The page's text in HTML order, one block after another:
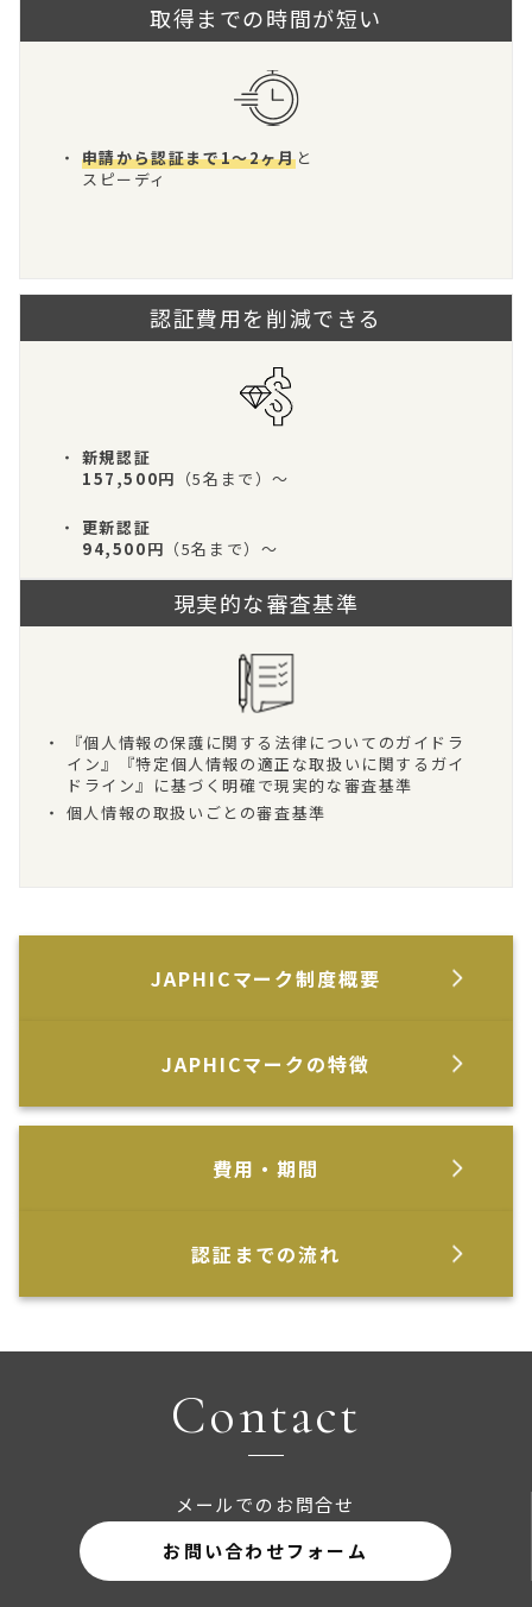
取得までの時間が短い
・ 申請から認証まで1〜2ヶ月と
スピーディ
認証費用を削減できる
・ 新規認証
157,500円 （5名まで）～
・ 更新認証
94,500円 （5名まで）～
現実的な審査基準
・ 『個人情報の保護に関する法律についてのガイドラ
イン』『特定個人情報の適正な取扱いに関するガイ
ドライン』に基づく明確で現実的な審査基準
・ 個人情報の取扱いごとの審査基準
JAPHICマーク制度概要
JAPHICマークの特徴
費用・期間
認証までの流れ
Contact
メールでのお問合せ
お問い合わせフォーム